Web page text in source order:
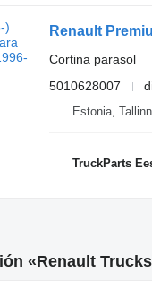
Cortina parasol
5010628007
Estonia, Tallinn
TruckParts
«Renault